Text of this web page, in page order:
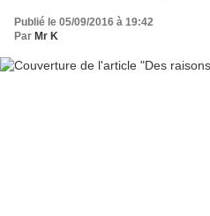
Publié le 05/09/2016 à 19:42
Par Mr K